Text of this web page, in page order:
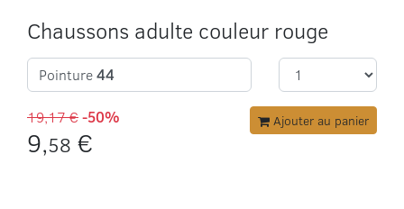
Chaussons adulte couleur rouge
Pointure44
19,17 €-50%
9,58 €
Ajouter au panier